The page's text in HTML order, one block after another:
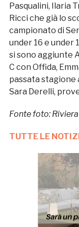
Pasqualini, Ilaria
Ricci che già lo
campionato di
under 16 e under
si sono aggiunte
C con Offida,
passata stagione
Sara Derelli,
Fonte foto:
TUTTE LE